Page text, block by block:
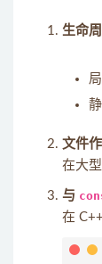
生命
文件
在大
与
在